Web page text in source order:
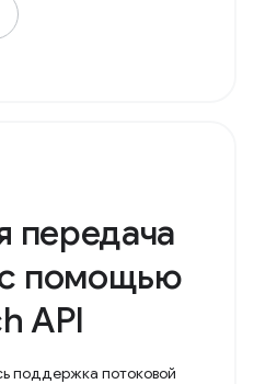
должны знать,
передача
помощью
API
поддержка потоковой